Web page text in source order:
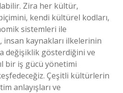
Zira her kültür,
kendi kültürel kodları,
sistemleri ile
insan kaynakları ilkelerinin
değişiklik gösterdiğini ve
bir iş gücü yönetimi
Çeşitli kültürlerin
anlayışları ve